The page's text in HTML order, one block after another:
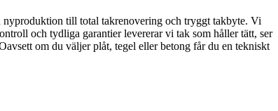
nyproduktion till total takrenovering och tryggt takbyte. Vi
och tydliga garantier levererar vi tak som håller tätt, ser
om du väljer plåt, tegel eller betong får du en tekniskt